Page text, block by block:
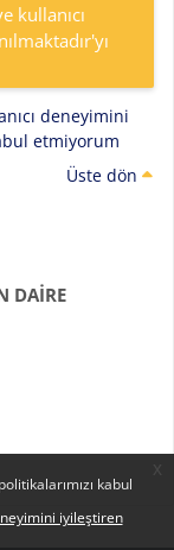
kabul
iyileştiren
kullanıcı
deneyimini
etmiyorum
Üste dön
DAIRE